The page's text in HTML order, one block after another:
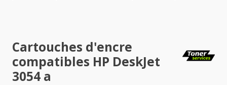
Cartouches d'encre
compatibles HP DeskJet
3054 a